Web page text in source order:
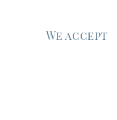
We accept